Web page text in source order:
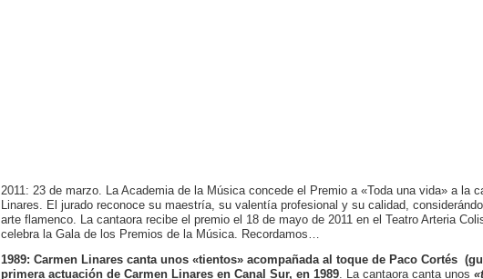
2011: 23 de marzo. La Academia de la Música concede el Premio a «Toda una vida» a la
Linares. El jurado reconoce su maestría, su valentía profesional y su calidad,
arte flamenco. La cantaora recibe el premio el 18 de mayo de 2011 en el Teatro Arteria
celebra la Gala de los Premios de la Música. Recordamos…
1989: Carmen Linares canta unos «tientos» acompañada al toque de Paco Cortés
primera actuación de Carmen Linares en Canal Sur, en 1989. La cantaora canta unos